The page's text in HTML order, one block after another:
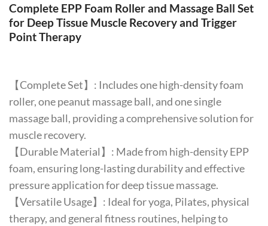
Complete EPP Foam Roller and Massage Ball Set
for Deep Tissue Muscle Recovery and Trigger
Point Therapy
【Complete Set】: Includes one high-density foam
roller, one peanut massage ball, and one single
massage ball, providing a comprehensive solution for
muscle recovery.
【Durable Material】: Made from high-density EPP
foam, ensuring long-lasting durability and effective
pressure application for deep tissue massage.
【Versatile Usage】: Ideal for yoga, Pilates, physical
therapy, and general fitness routines, helping to